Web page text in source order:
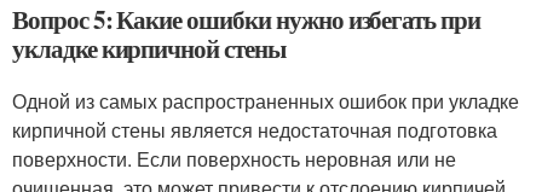
Вопрос 5: Какие ошибки нужно избегать при
укладке кирпичной стены
Одной из самых распространенных ошибок при укладке
кирпичной стены является недостаточная подготовка
поверхности. Если поверхность неровная или не